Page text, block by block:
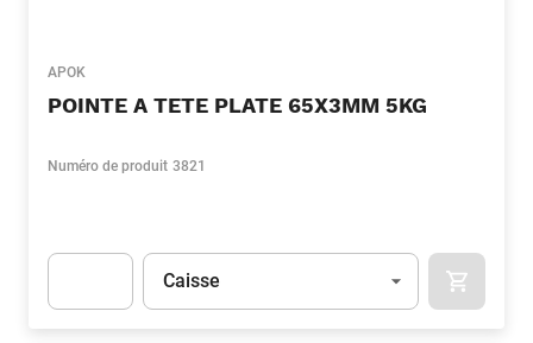
APOK
POINTE A TETE PLATE 65X3MM 5KG
Numéro de produit 3821
Unité
Caisse